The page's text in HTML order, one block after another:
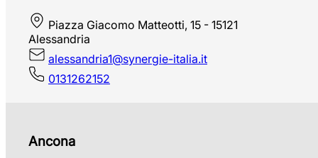
Piazza Giacomo Matteotti, 15 - 15121
Alessandria
alessandria1@synergie-italia.it
0131262152
Ancona